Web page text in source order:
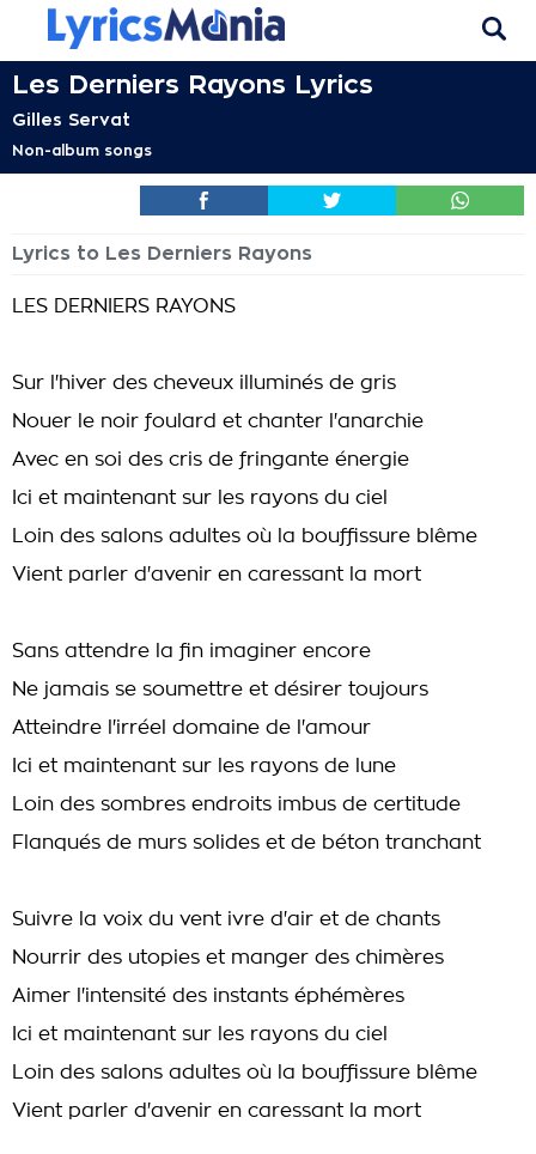
Les Derniers Rayons Lyrics
Gilles Servat
Non-album songs
Lyrics to Les Derniers Rayons
LES DERNIERS RAYONS
Sur l'hiver des cheveux illuminés de gris
Nouer le noir foulard et chanter l'anarchie
Avec en soi des cris de fringante énergie
Ici et maintenant sur les rayons du ciel
Loin des salons adultes où la bouffissure blême
Vient parler d'avenir en caressant la mort
Sans attendre la fin imaginer encore
Ne jamais se soumettre et désirer toujours
Atteindre l'irréel domaine de l'amour
Ici et maintenant sur les rayons de lune
Loin des sombres endroits imbus de certitude
Flanqués de murs solides et de béton tranchant
Suivre la voix du vent ivre d'air et de chants
Nourrir des utopies et manger des chimères
Aimer l'intensité des instants éphémères
Ici et maintenant sur les rayons du ciel
Loin des salons adultes où la bouffissure blême
Vient parler d'avenir en caressant la mort